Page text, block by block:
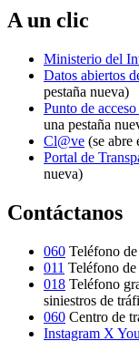
A un clic
Ministerio del
Datos abiertos
pestaña nueva)
Punto de
una pestaña
Cl@ve (se abre
Portal de
nueva)
Contáctanos
060 Teléfono
011 Teléfono
018 Teléfono
siniestros de
060 Centro de
Instagram X